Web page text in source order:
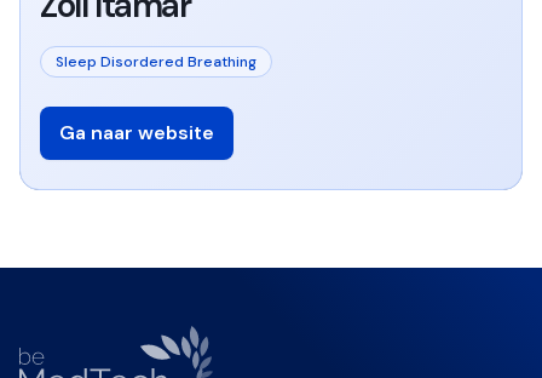
Sleep Disordered Breathing
Ga naar website